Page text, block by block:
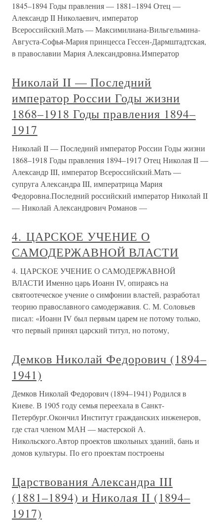
1845–1894 Годы правления — 1881–1894 Отец —
Александр II Николаевич, император
Всероссийский.Мать — Максимилиана-Вильгельмина-
Августа-Софья-Мария принцесса Гессен-Дармштадтская,
в православии Мария Александровна.Император
Николай II — Последний
император России Годы жизни
1868–1918 Годы правления 1894–
1917
Николай II — Последний император России Годы жизни
1868–1918 Годы правления 1894–1917 Отец Николая II —
Александр III, император Всероссийский.Мать —
супруга Александра III, императрица Мария
Федоровна.Последний российский император Николай II
— Николай Александрович Романов —
4. ЦАРСКОЕ УЧЕНИЕ О
САМОДЕРЖАВНОЙ ВЛАСТИ
4. ЦАРСКОЕ УЧЕНИЕ О САМОДЕРЖАВНОЙ
ВЛАСТИ Именно царь Иоанн IV, опираясь на
святоотеческое учение о симфонии властей, разработал
теорию православного самодержавия. С. М. Соловьев
писал: «Иоанн IV был первым царем не потому только,
что первый принял царский титул, но потому,
Демков Николай Федорович (1894–
1941)
Демков Николай Федорович (1894–1941) Родился в
Киеве. В 1905 году семья переехала в Санкт-
Петербург.Окончил Институт гражданских инженеров,
где стал членом МАН — мастерской А.
Никольского.Автор проектов школьных зданий, бань и
домов культуры. По его проектам построены
Царствования Александра III
(1881–1894) и Николая II (1894–
1917)